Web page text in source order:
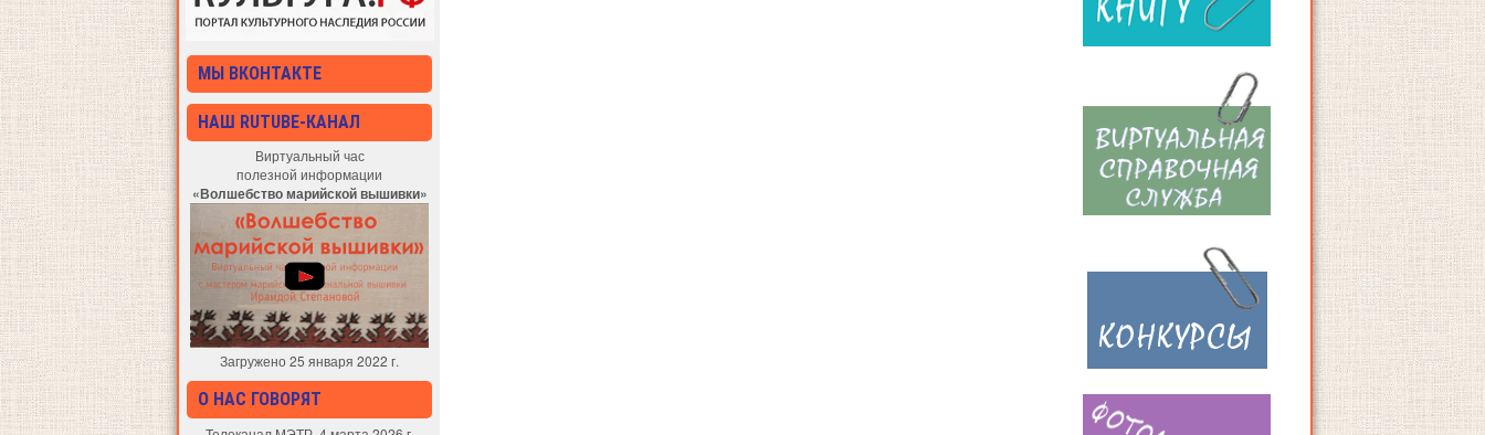
МЫ ВКОНТАКТЕ
НАШ RUTUBE-КАНАЛ
Виртуальный час
полезной информации
«Волшебство марийской вышивки»
Загружено 25 января 2022 г.
О НАС ГОВОРЯТ